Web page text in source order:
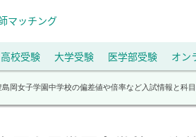
マッチング
高校受験 大学受験 医学部受験 オン
島岡女子学園中学校の偏差値や倍率など入試情報と科